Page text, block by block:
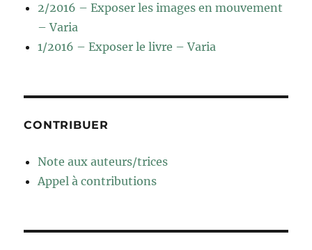
2/2016 – Exposer les images en mouvement
– Varia
1/2016 – Exposer le livre – Varia
CONTRIBUER
Note aux auteurs/trices
Appel à contributions